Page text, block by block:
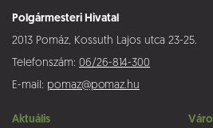
Polgármesteri Hivatal
2013 Pomáz, Kossuth Lajos utca 23-25.
Telefonszám: 06/26-814-300
E-mail: pomaz@pomaz.hu
Aktuális